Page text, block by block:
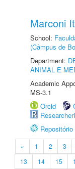
Marconi
School:
(Câmpus de
Department:
ANIMAL E
Academic
MS-3.1
Orcid
« 1 2 3
13
14 15